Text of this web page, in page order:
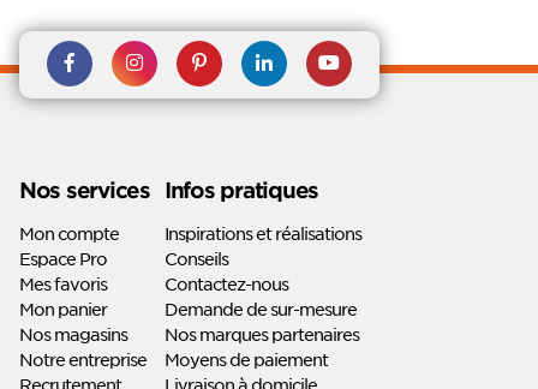
Rejoignez nous sur Facebook
Suivez-nous sur
Instagram
Suivez-nous sur
Pinterest
Suivez-
nous sur
Suivez-
nous sur
Nos services
Mon compte
Espace Pro
Mes favoris
Mon panier
Nos magasins
Notre entreprise
Recrutement
Infos pratiques
Inspirations et réalisations
Conseils
Contactez-nous
Demande de sur-mesure
Nos marques partenaires
Moyens de paiement
Livraison à domicile